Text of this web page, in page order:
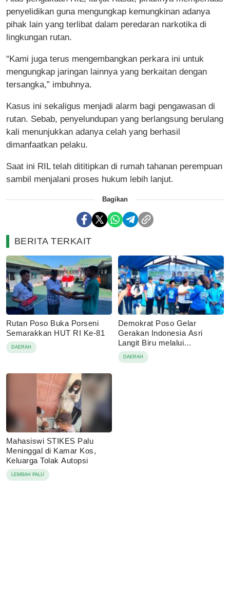
penyelidikan guna mengungkap kemungkinan adanya
pihak lain yang terlibat dalam peredaran narkotika di
lingkungan rutan.
“Kami juga terus mengembangkan perkara ini untuk
mengungkap jaringan lainnya yang berkaitan dengan
tersangka,” imbuhnya.
Kasus ini sekaligus menjadi alarm bagi pengawasan di
rutan. Sebab, penyelundupan yang berlangsung berulang
kali menunjukkan adanya celah yang berhasil
dimanfaatkan pelaku.
Saat ini RIL telah dititipkan di rumah tahanan perempuan
sambil menjalani proses hukum lebih lanjut.
Bagikan
BERITA TERKAIT
Rutan Poso Buka Porseni
Semarakkan HUT RI Ke-81
DAERAH
Demokrat Poso Gelar
Gerakan Indonesia Asri
Langit Biru melalui
Pembagian Sembako
DAERAH
Mahasiswi STIKES Palu
Meninggal di Kamar Kos,
Keluarga Tolak Autopsi
LEMBAH PALU